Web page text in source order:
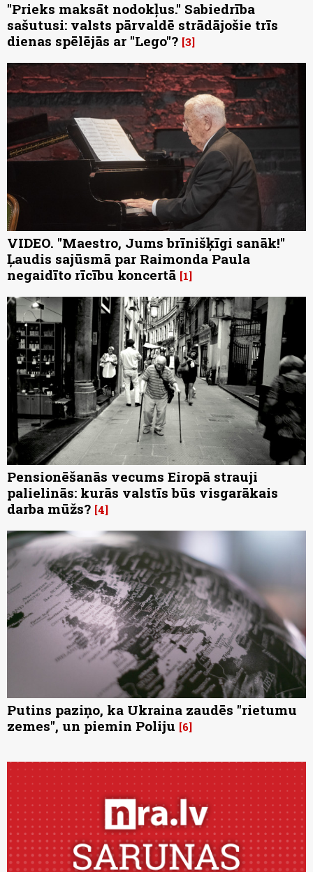
"Prieks maksāt nodokļus." Sabiedrība
sašutusi: valsts pārvaldē strādājošie trīs
dienas spēlējās ar "Lego"? 3
VIDEO. "Maestro, Jums brīnišķīgi sanāk!"
Ļaudis sajūsmā par Raimonda Paula
negaidīto rīcību koncertā 1
Pensionēšanās vecums Eiropā strauji
palielinās: kurās valstīs būs visgarākais
darba mūžs? 4
Putins paziņo, ka Ukraina zaudēs "rietumu
zemes", un piemin Poliju 6